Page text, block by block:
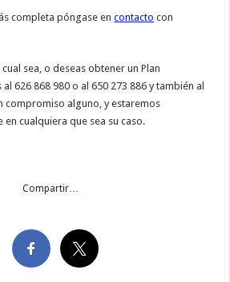
completa póngase encontacto con
sea, o deseas obtener un Plan
626 868 980 o al 650 273 886 y también al
compromiso alguno, y estaremos
cualquiera que sea su caso.
Compartir…